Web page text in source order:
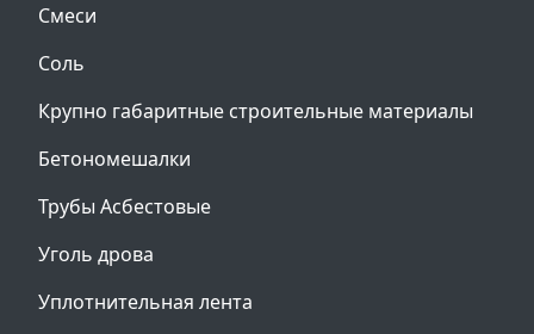
Смеси
Соль
Крупно габаритные строительные материалы
Бетономешалки
Трубы Асбестовые
Уголь дрова
Уплотнительная лента